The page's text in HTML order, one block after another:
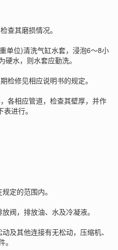
其磨损情况。
位)清洗气缸水套，浸泡6～8小
水，则水套应勤洗。
修见相应说明书的规定。
相应管道，检查其壁厚，并作
进行。
定的范围内。
，排放油、水及冷凝液。
其他连接有无松动，压缩机、